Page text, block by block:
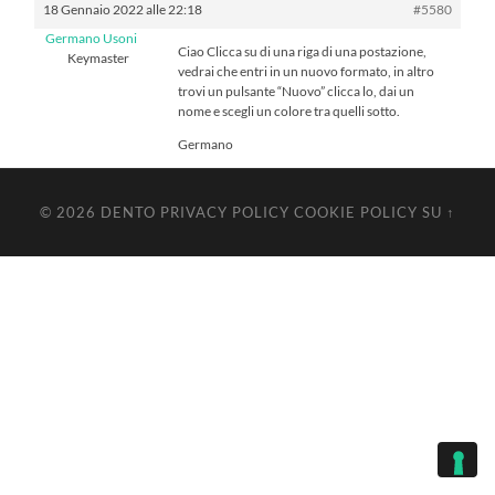
18 Gennaio 2022 alle 22:18
#5580
Germano Usoni
Keymaster
Ciao Clicca su di una riga di una postazione,
vedrai che entri in un nuovo formato, in altro
trovi un pulsante “Nuovo” clicca lo, dai un
nome e scegli un colore tra quelli sotto.
Germano
© 2026 DENTO PRIVACY POLICY COOKIE POLICY SU ↑